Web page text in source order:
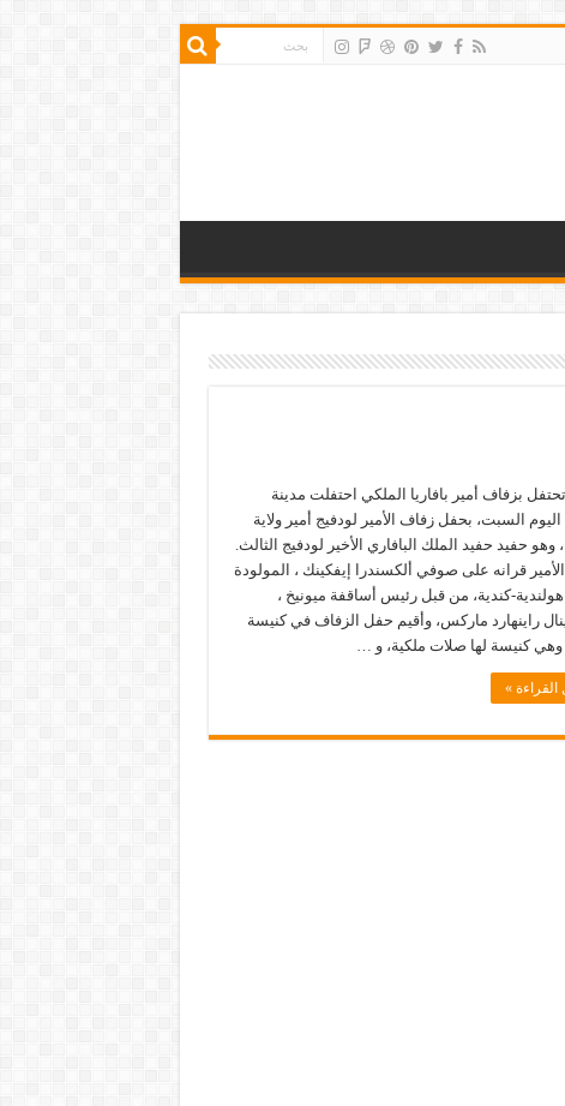
بزفاف أمير بافاريا الملكي احتفلت مدينة
اليوم السبت، بحفل زفاف الأمير لودفيج أمير ولاية
، وهو حفيد حفيد الملك البافاري الأخير لودفيج الثالث.
قرانه على صوفي ألكسندرا إيفكينك ، المولودة
كندية، من قبل رئيس أساقفة ميونيخ ،
راينهارد ماركس، وأقيم حفل الزفاف في كنيسة
وهي كنيسة لها صلات ملكية، و …
القراءة »